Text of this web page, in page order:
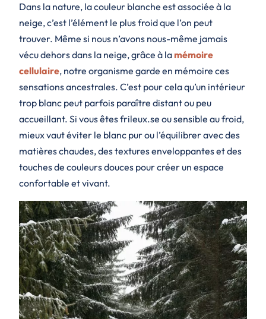
Dans la nature, la couleur blanche est associée à la
neige, c’est l’élément le plus froid que l’on peut
trouver. Même si nous n’avons nous-même jamais
vécu dehors dans la neige, grâce à lamémoire
cellulaire, notre organisme garde en mémoire ces
sensations ancestrales. C’est pour cela qu’un intérieur
trop blanc peut parfois paraître distant ou peu
accueillant. Si vous êtes frileux.se ou sensible au froid,
mieux vaut éviter le blanc pur ou l’équilibrer avec des
matières chaudes, des textures enveloppantes et des
touches de couleurs douces pour créer un espace
confortable et vivant.